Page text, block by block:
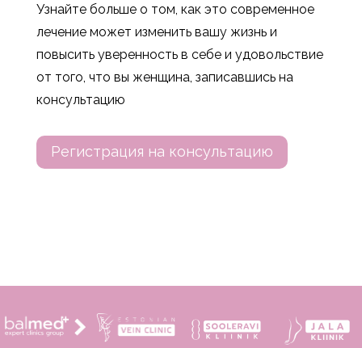
Узнайте больше о том, как это современное
лечение может изменить вашу жизнь и
повысить уверенность в себе и удовольствие
от того, что вы женщина, записавшись на
консультацию
Регистрация на консультацию